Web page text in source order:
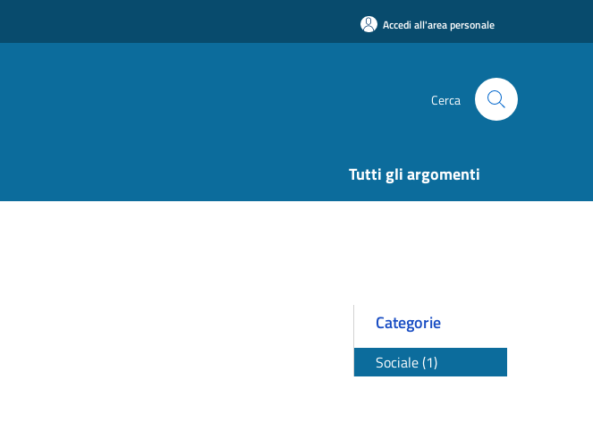
Accedi all'area personale
Cerca
Tutti gli argomenti
Categorie
Sociale (1)